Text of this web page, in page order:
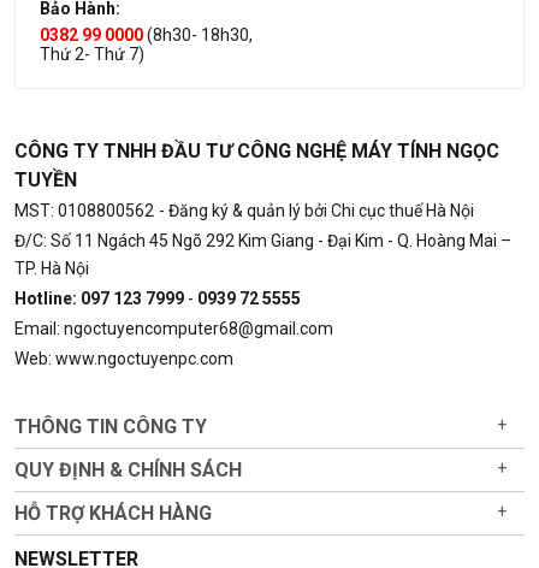
Bảo Hành:
0382 99 0000(8h30- 18h30,
Thứ 2- Thứ 7)
CÔNG TY TNHH ĐẦU TƯ CÔNG NGHỆ MÁY TÍNH NGỌC
TUYỀN
MST: 0108800562 - Đăng ký & quản lý bởi Chi cục thuế Hà Nội
Đ/C: Số 11 Ngách 45 Ngõ 292 Kim Giang - Đại Kim - Q. Hoàng Mai –
TP. Hà Nội
Hotline: 097 123 7999 - 0939 72 5555
Email: ngoctuyencomputer68@gmail.com
Web: www.ngoctuyenpc.com
THÔNG TIN CÔNG TY +
QUY ĐỊNH & CHÍNH SÁCH +
HỖ TRỢ KHÁCH HÀNG +
NEWSLETTER